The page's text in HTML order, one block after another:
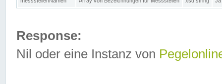
Response:
Nil oder eine Instanz von